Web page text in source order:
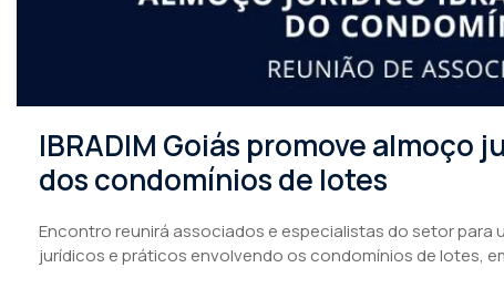
IBRADIM Goiás promove almoço
dos condomínios de lotes
Encontro reunirá associados e especialistas do setor para
jurídicos e práticos envolvendo os condomínios de lotes,